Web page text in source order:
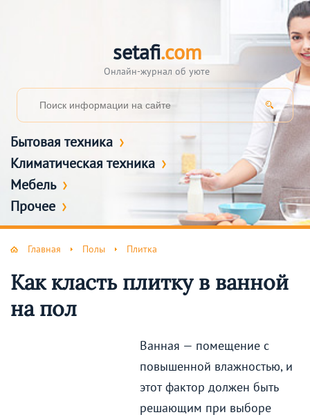
setafi.com
Онлайн-журнал об уюте
Бытовая техника
Климатическая техника
Мебель
Прочее
Главная Полы Плитка
Как класть плитку в ванной
на пол
Ванная — помещение с
повышенной влажностью, и
этот фактор должен быть
решающим при выборе